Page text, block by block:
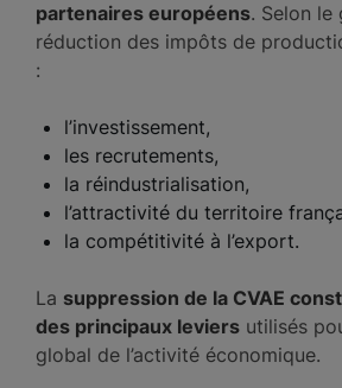
partenaires européens. Selon le
réduction des impôts de
:
l’investissement,
les recrutements,
la réindustrialisation,
l’attractivité du territoire
la compétitivité à l’export.
La suppression de la CVAE
des principaux leviers utilisés
global de l’activité économique.